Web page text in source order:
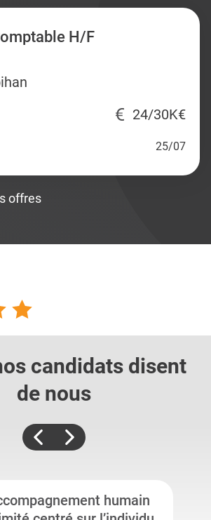
H/F
24/30K€
25/07
offres
candidats disent
de nous
humain